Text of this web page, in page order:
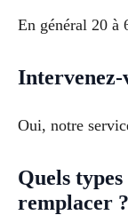
En général 20 à
Intervenez-
Oui, notre
Quels
remplacer ?